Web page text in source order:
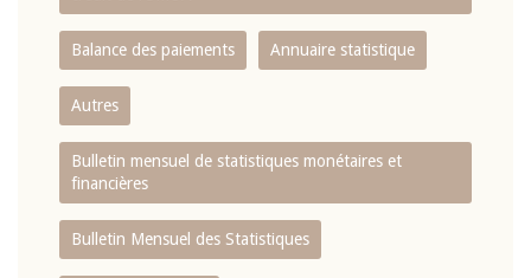
Balance des paiements Annuaire statistique
Autres
Bulletin mensuel de statistiques monétaires et
financières
Bulletin Mensuel des Statistiques